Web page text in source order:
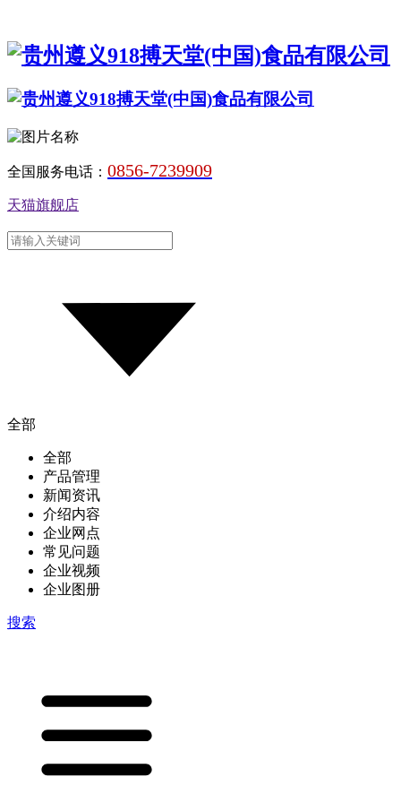
全国服务电话： 0856-7239909
天猫旗舰店
全部
全部
产品管理
新闻资讯
介绍内容
企业网点
常见问题
企业视频
企业图册
搜索